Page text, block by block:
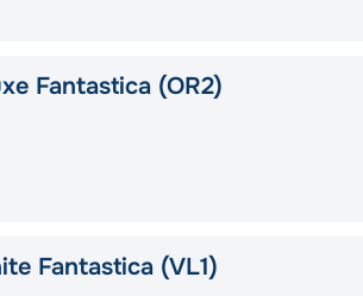
Fantastica (OR2)
Fantastica (VL1)